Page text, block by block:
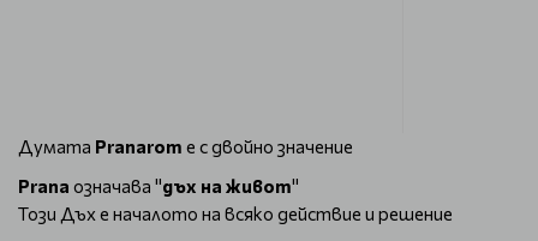
Думата Pranarom е с двойно значение
Prana означава "дъх на живот"
Този Дъх е началото на всяко действие и решение